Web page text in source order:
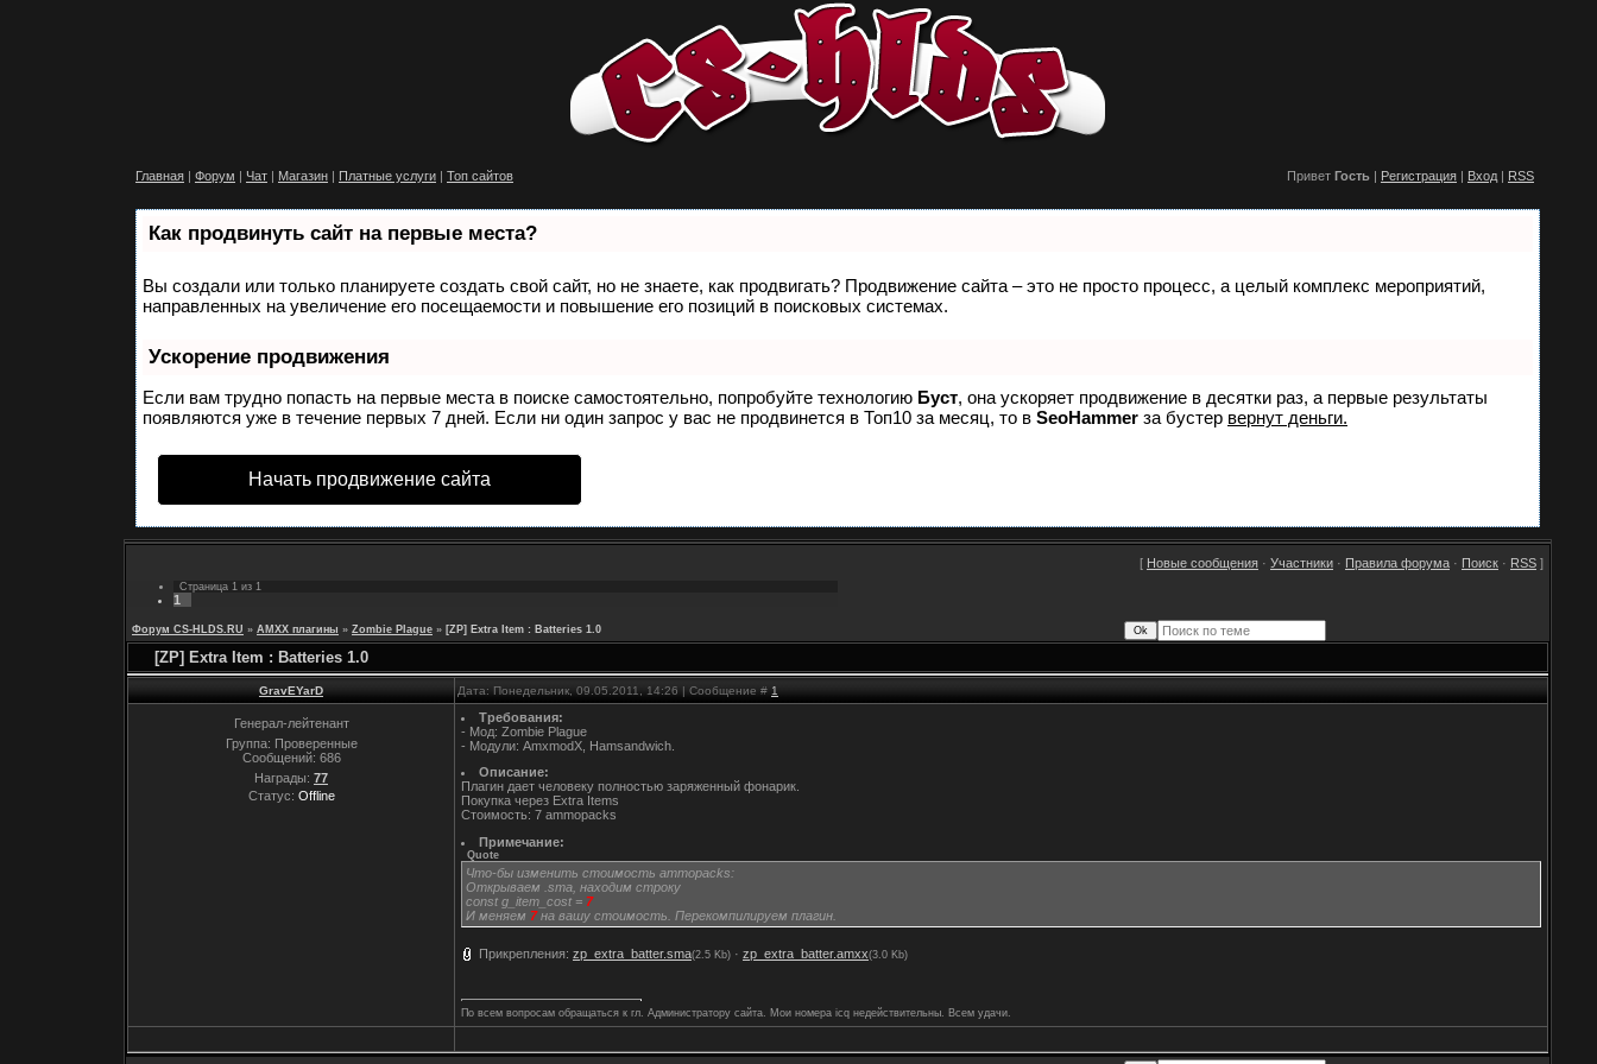
Главная | Форум | Чат | Магазин | Платные услуги | Топ сайтов Привет Гость | Регистрация | Вход | RSS
Как продвинуть сайт на первые места?
Вы создали или только планируете создать свой сайт, но не знаете, как продвигать? Продвижение сайта – это не просто процесс, а целый комплекс мероприятий,
направленных на увеличение его посещаемости и повышение его позиций в поисковых системах.
Ускорение продвижения
Если вам трудно попасть на первые места в поиске самостоятельно, попробуйте технологию Буст, она ускоряет продвижение в десятки раз, а первые результаты
появляются уже в течение первых 7 дней. Если ни один запрос у вас не продвинется в Топ10 за месяц, то в SeoHammer за бустер вернут деньги.
Начать продвижение сайта
[ Новые сообщения · Участники · Правила форума · Поиск · RSS ]
Страница 1 из 1
1
Форум CS-HLDS.RU » AMXX плагины » Zombie Plague » [ZP] Extra Item : Batteries 1.0
[ZP] Extra Item : Batteries 1.0
GravEYarD Дата: Понедельник, 09.05.2011, 14:26 | Сообщение # 1
Генерал-лейтенант
Группа: Проверенные
Сообщений: 686
Награды: 77
Статус: Offline
Требования:
- Мод: Zombie Plague
- Модули: AmxmodX, Hamsandwich.
Описание:
Плагин дает человеку полностью заряженный фонарик.
Покупка через Extra Items
Стоимость: 7 ammopacks
Примечание:
Quote
Что-бы изменить стоимость ammopacks:
Открываем .sma, находим строку
const g_item_cost = 7
И меняем 7на вашу стоимость. Перекомпилируем плагин.
Прикрепления: zp_extra_batter.sma(2.5 Kb) · zp_extra_batter.amxx(3.0 Kb)
По всем вопросам обращаться к гл. Администратору сайта. Мои номера icq недействительны. Всем удачи.